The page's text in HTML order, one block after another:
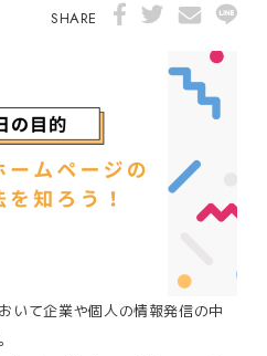
SHARE
いて企業や個人の情報発信の中